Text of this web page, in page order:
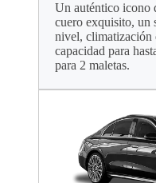
Un auténtico icono
cuero exquisito, un
nivel, climatización
capacidad para
para 2 maletas.